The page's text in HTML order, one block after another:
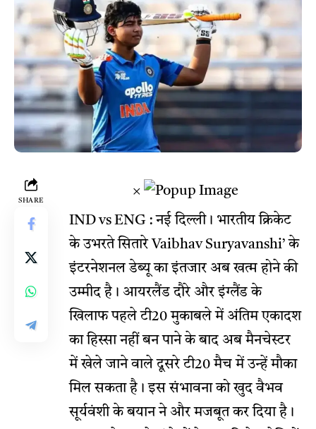
SHARE
×
IND vs ENG : नई दिल्ली। भारतीय क्रिकेट
के उभरते सितारे Vaibhav Suryavanshi’ के
इंटरनेशनल डेब्यू का इंतजार अब खत्म होने की
उम्मीद है। आयरलैंड दौरे और इंग्लैंड के
खिलाफ पहले टी20 मुकाबले में अंतिम एकादश
का हिस्सा नहीं बन पाने के बाद अब मैनचेस्टर
में खेले जाने वाले दूसरे टी20 मैच में उन्हें मौका
मिल सकता है। इस संभावना को खुद वैभव
सूर्यवंशी के बयान ने और मजबूत कर दिया है।